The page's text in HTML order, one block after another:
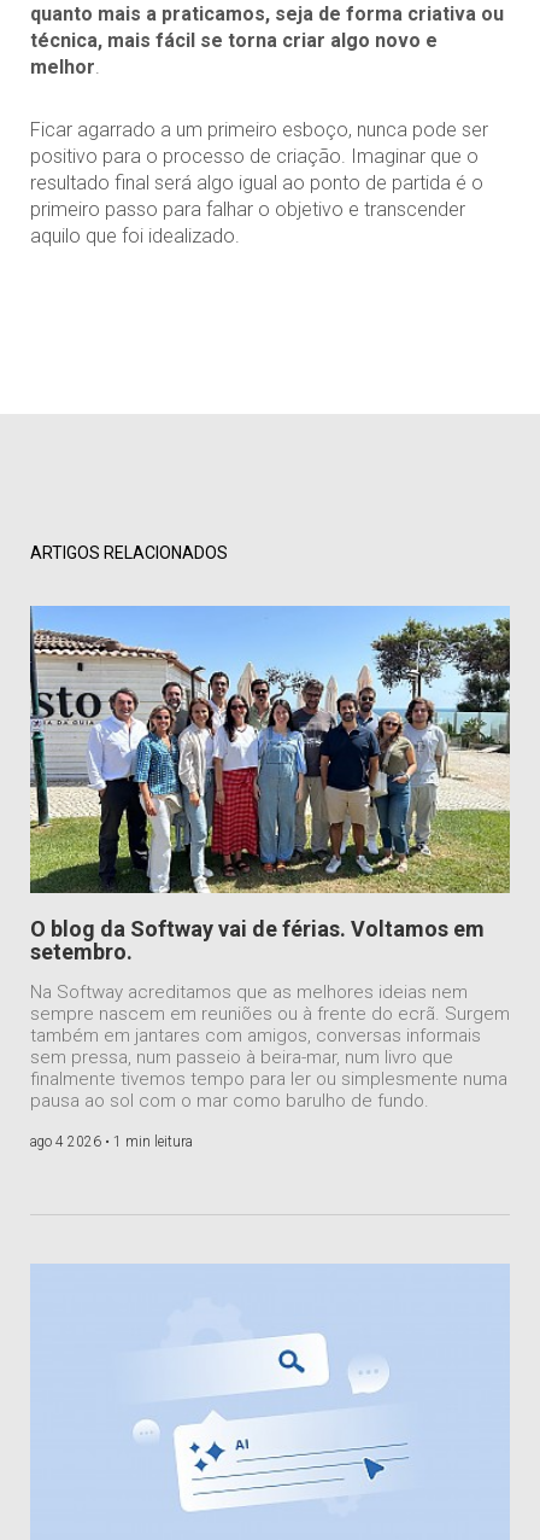
quanto mais a praticamos, seja de forma criativa ou
técnica, mais fácil se torna criar algo novo e
melhor
Ficar agarrado a um primeiro esboço, nunca pode ser
positivo para o processo de criação. Imaginar que o
resultado final será algo igual ao ponto de partida é o
primeiro passo para falhar o objetivo e transcender
aquilo que foi idealizado.
ARTIGOS RELACIONADOS
O blog da Softway vai de férias. Voltamos em
setembro.
Na Softway acreditamos que as melhores ideias nem
sempre nascem em reuniões ou à frente do ecrã. Surgem
também em jantares com amigos, conversas informais
sem pressa, num passeio à beira-mar, num livro que
finalmente tivemos tempo para ler ou simplesmente numa
pausa ao sol com o mar como barulho de fundo.
ago 4 2026 • 1 min leitura